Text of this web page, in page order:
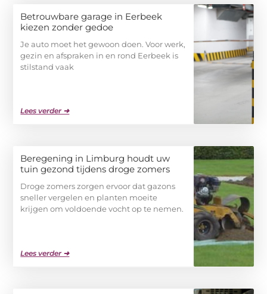
Betrouwbare garage in Eerbeek
kiezen zonder gedoe
Je auto moet het gewoon doen. Voor werk,
gezin en afspraken in en rond Eerbeek is
stilstand vaak
Lees verder ➜
Beregening in Limburg houdt uw
tuin gezond tijdens droge zomers
Droge zomers zorgen ervoor dat gazons
sneller vergelen en planten moeite
krijgen om voldoende vocht op te nemen.
Lees verder ➜